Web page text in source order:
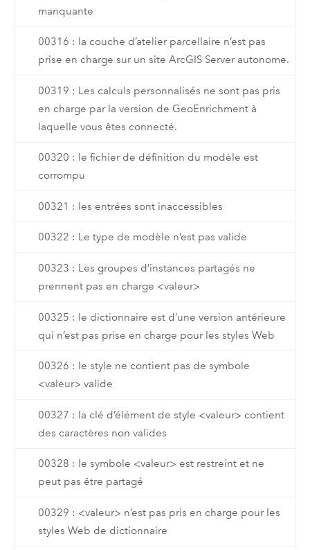
manquante
00316 : la couche d’atelier parcellaire n’est pas
prise en charge sur un site ArcGIS Server autonome.
00319 : Les calculs personnalisés ne sont pas pris
en charge par la version de GeoEnrichment à
laquelle vous êtes connecté.
00320 : le fichier de définition du modèle est
corrompu
00321 : les entrées sont inaccessibles
00322 : Le type de modèle n’est pas valide
00323 : Les groupes d’instances partagés ne
prennent pas en charge <valeur>
00325 : le dictionnaire est d’une version antérieure
qui n’est pas prise en charge pour les styles Web
00326 : le style ne contient pas de symbole
<valeur> valide
00327 : la clé d’élément de style <valeur> contient
des caractères non valides
00328 : le symbole <valeur> est restreint et ne
peut pas être partagé
00329 : <valeur> n’est pas pris en charge pour les
styles Web de dictionnaire